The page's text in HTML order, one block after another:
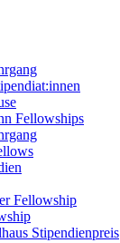
Fellowships
Fellowship
Stipendienpreis